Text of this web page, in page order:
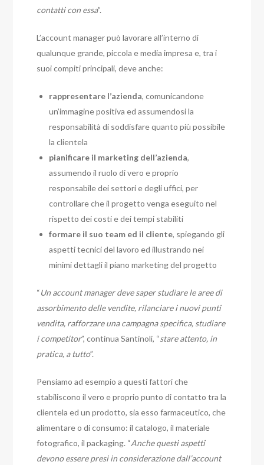
contatti con essa”.
L’account manager può lavorare all’interno di
qualunque grande, piccola e media impresa e, tra i
suoi compiti principali, deve anche:
rappresentare l’azienda, comunicandone
un’immagine positiva ed assumendosi la
responsabilità di soddisfare quanto più possibile
la clientela
pianificare il marketing dell’azienda,
assumendo il ruolo di vero e proprio
responsabile dei settori e degli uffici, per
controllare che il progetto venga eseguito nel
rispetto dei costi e dei tempi stabiliti
formare il suo team ed il cliente, spiegando gli
aspetti tecnici del lavoro ed illustrando nei
minimi dettagli il piano marketing del progetto
“Un account manager deve saper studiare le aree di
assorbimento delle vendite, rilanciare i nuovi punti
vendita, rafforzare una campagna specifica, studiare
i competitor”, continua Santinoli, “stare attento, in
pratica, a tutto”.
Pensiamo ad esempio a questi fattori che
stabiliscono il vero e proprio punto di contatto tra la
clientela ed un prodotto, sia esso farmaceutico, che
alimentare o di consumo: il catalogo, il materiale
fotografico, il packaging. “Anche questi aspetti
devono essere presi in considerazione dall’account